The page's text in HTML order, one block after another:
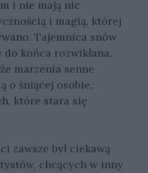
i nie mają nic
i magią, której
Tajemnica snów
do końca rozwikłana,
marzenia senne
o śniącej osobie,
które stara się
zawsze był ciekawą
chcących w inny